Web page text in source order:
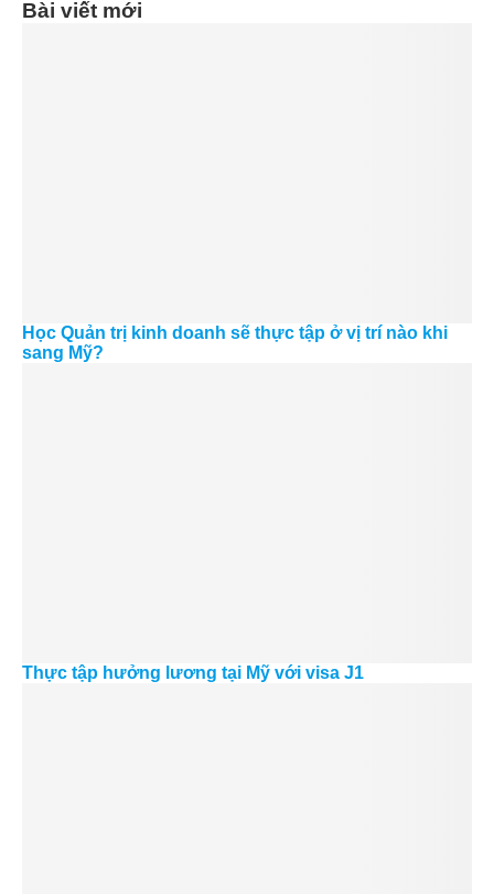
Bài viết mới
Học Quản trị kinh doanh sẽ thực tập ở vị trí nào khi
sang Mỹ?
Thực tập hưởng lương tại Mỹ với visa J1